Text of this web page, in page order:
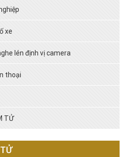
xe
lén định vị camera
thoại
TỬ